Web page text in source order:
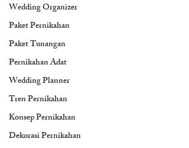
Wedding Organizer
Paket Pernikahan
Paket Tunangan
Pernikahan Adat
Wedding Planner
Tren Pernikahan
Konsep Pernikahan
Dekorasi Pernikahan